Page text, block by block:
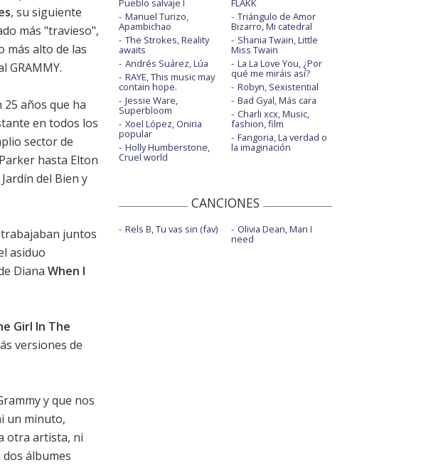
, su siguiente
más "travieso",
más alto de las
GRAMMY.
años que ha
en todos los
sector de
hasta Elton
del Bien y
juntos
asiduo
Diana When I
Girl In The
versiones de
y que nos
un minuto,
otra artista, ni
álbumes
Pueblo salvaje I
Manuel Turizo,
Apambichao
The Strokes, Reality
awaits
Andrés Suárez, Lúa
RAYE, This music may
contain hope.
Jessie Ware,
Superbloom
Xoel López, Oniria
popular
Holly Humberstone,
Cruel world
FLAKK
Triángulo de Amor
Bizarro, Mi catedral
Shania Twain, Little
Miss Twain
La La Love You, ¿Por
qué me miráis así?
Robyn, Sexistential
Bad Gyal, Más cara
Charli xcx, Music,
fashion, film
Fangoria, La verdad o
la imaginación
CANCIONES
Rels B, Tu vas sin (fav) Olivia Dean, Man I
need